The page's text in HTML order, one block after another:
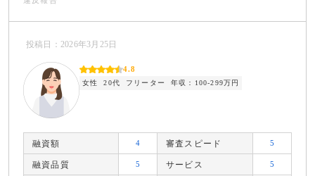
投稿日：2026年3月25日
4.8
女性 20代 フリーター 年収：100-299万円
融資額 4 審査スピード 5
融資品質 5 サービス 5